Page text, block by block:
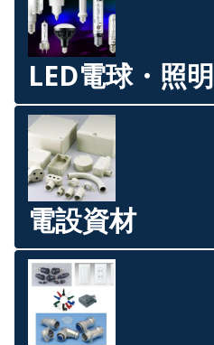
LED電球・照明
電設資材